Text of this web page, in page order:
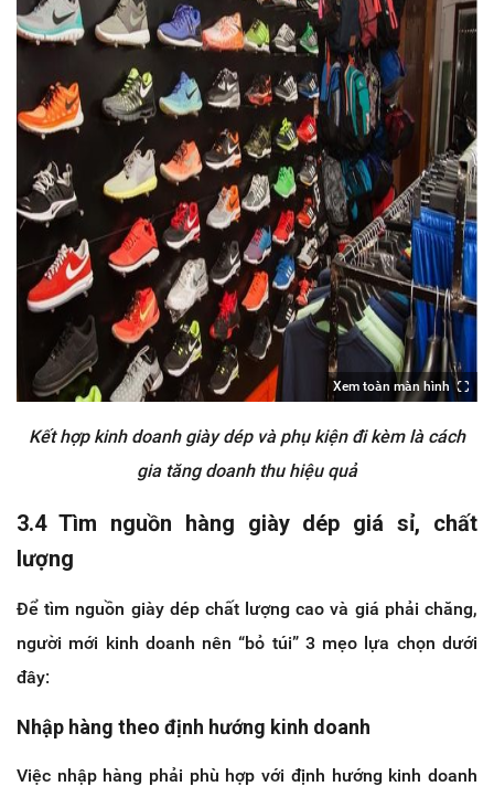
Xem toàn màn hình
Kết hợp kinh doanh giày dép và phụ kiện đi kèm là cách
gia tăng doanh thu hiệu quả
3.4 Tìm nguồn hàng giày dép giá sỉ, chất
lượng
Để tìm nguồn giày dép chất lượng cao và giá phải chăng,
người mới kinh doanh nên “bỏ túi” 3 mẹo lựa chọn dưới
đây:
Nhập hàng theo định hướng kinh doanh
Việc nhập hàng phải phù hợp với định hướng kinh doanh